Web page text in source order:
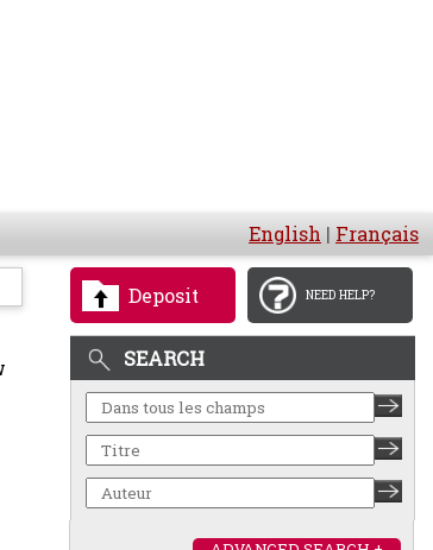
English | Français
Deposit NEED HELP?
SEARCH